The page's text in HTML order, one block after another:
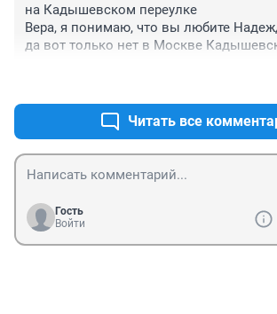
на Кадышевском переулке
Вера, я понимаю, что вы любите
да вот только нет в Москве
прописной буквы.
Впрочем, чего это я пишу. Похоже в
москвича нет. Да и с русским языком
развернуть могут На улице, но В
А сами вы живёте на районе, да,
Читать все
Гость
Войти